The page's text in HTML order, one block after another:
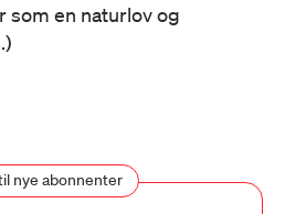
som en naturlov og
nye abonnenter